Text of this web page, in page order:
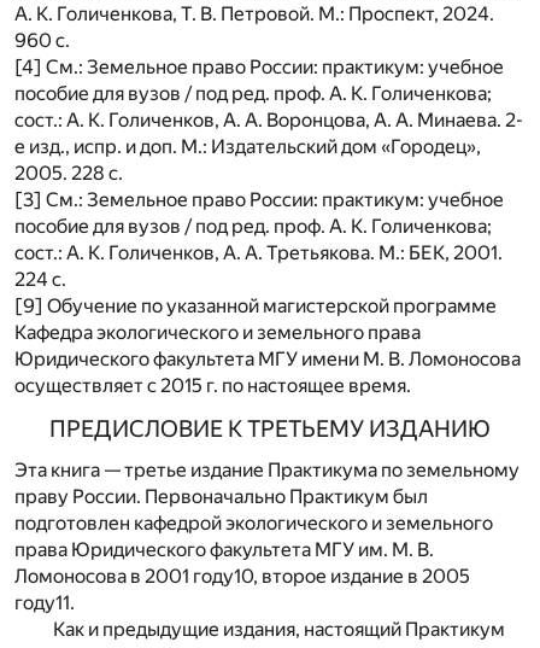
А. К. Голиченкова, Т. В. Петровой. М.: Проспект, 2024.
960 с.
[4] См.: Земельное право России: практикум: учебное
пособие для вузов / под ред. проф. А. К. Голиченкова;
сост.: А. К. Голиченков, А. А. Воронцова, А. А. Минаева. 2-
е изд., испр. и доп. М.: Издательский дом «Городец»,
2005. 228 с.
[3] См.: Земельное право России: практикум: учебное
пособие для вузов / под ред. проф. А. К. Голиченкова;
сост.: А. К. Голиченков, А. А. Третьякова. М.: БЕК, 2001.
224 с.
[9] Обучение по указанной магистерской программе
Кафедра экологического и земельного права
Юридического факультета МГУ имени М. В. Ломоносова
осуществляет с 2015 г. по настоящее время.
ПРЕДИСЛОВИЕ К ТРЕТЬЕМУ ИЗДАНИЮ
Эта книга — третье издание Практикума по земельному
праву России. Первоначально Практикум был
подготовлен кафедрой экологического и земельного
права Юридического факультета МГУ им. М. В.
Ломоносова в 2001 году10, второе издание в 2005
году11.
Как и предыдущие издания, настоящий Практикум